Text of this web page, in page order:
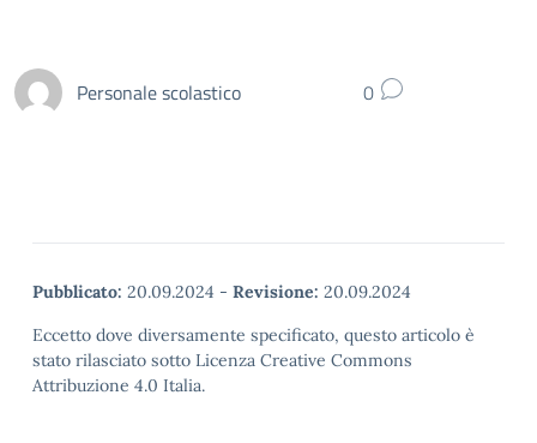
Personale scolastico 0
Pubblicato: 20.09.2024 - Revisione: 20.09.2024
Eccetto dove diversamente specificato, questo articolo è
stato rilasciato sotto Licenza Creative Commons
Attribuzione 4.0 Italia.